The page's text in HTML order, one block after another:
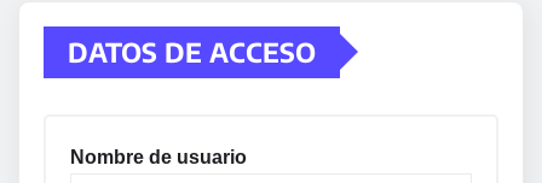
DATOS DE ACCESO
Nombre de usuario